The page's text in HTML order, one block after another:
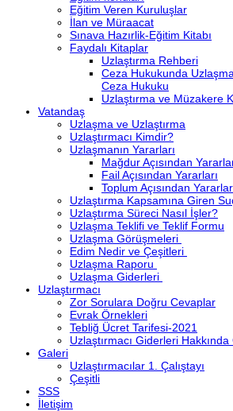
Eğitim Veren Kuruluşlar
İlan ve Müraacat
Sınava Hazırlik-Eğitim Kitabı
Faydalı Kitaplar
Uzlaştırma Rehberi
Ceza Hukukunda
Ceza Hukuku
Uzlaştırma ve Müzakere
Vatandaş
Uzlaşma ve Uzlaştırma
Uzlaştırmacı Kimdir?
Uzlaşmanın Yararları
Mağdur Açısından
Fail Açısından Yararları
Toplum Açısından
Uzlaştırma Kapsamına Giren
Uzlaştırma Süreci Nasıl İşler?
Uzlaşma Teklifi ve Teklif Formu
Uzlaşma Görüşmeleri
Edim Nedir ve Çeşitleri
Uzlaşma Raporu
Uzlaşma Giderleri
Uzlaştırmacı
Zor Sorulara Doğru Cevaplar
Evrak Örnekleri
Tebliğ Ücret Tarifesi-2021
Uzlaştırmacı Giderleri Hakkında
Galeri
Uzlaştırmacılar 1. Çalıştayı
Çeşitli
SSS
İletişim